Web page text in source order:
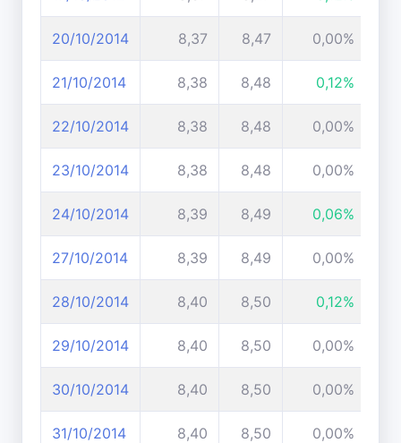
20/10/2014 8,37 8,47 0,00%
21/10/2014 8,38 8,48 0,12%
22/10/2014 8,38 8,48 0,00%
23/10/2014 8,38 8,48 0,00%
24/10/2014 8,39 8,49 0,06%
27/10/2014 8,39 8,49 0,00%
28/10/2014 8,40 8,50 0,12%
29/10/2014 8,40 8,50 0,00%
30/10/2014 8,40 8,50 0,00%
31/10/2014 8,40 8,50 0,00%